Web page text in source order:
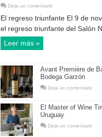
Deja un comentario
El regreso triunfante El 9 de
el regreso triunfante del Salón
Leer más »
Avant Première de
Bodega Garzón
Deja un comentario
El Master of Wine
Uruguay
Deja un comentario